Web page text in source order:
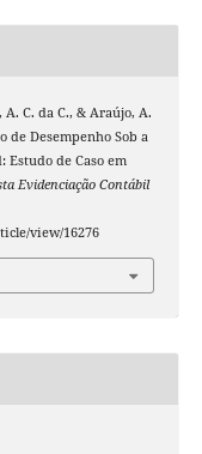
C. da C., & Araújo, A.
de Desempenho Sob a
Estudo de Caso em
Evidenciação Contábil
view/16276